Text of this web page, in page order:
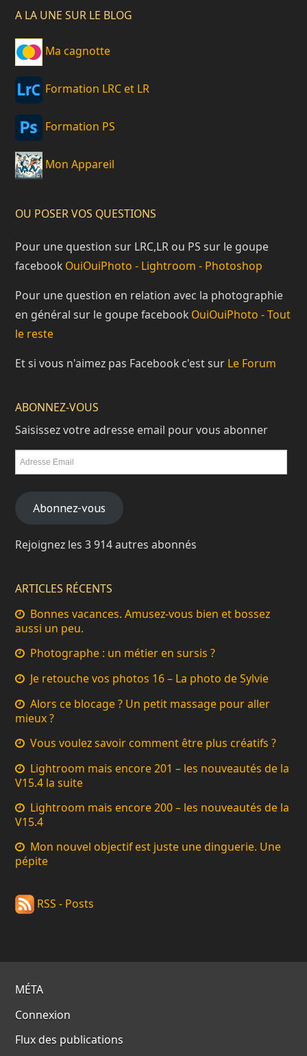
A LA UNE SUR LE BLOG
Ma cagnotte
Formation LRC et LR
Formation PS
Mon Appareil
OU POSER VOS QUESTIONS
Pour une question sur LRC,LR ou PS sur le goupe
facebook OuiOuiPhoto - Lightroom - Photoshop
Pour une question en relation avec la photographie
en général sur le goupe facebook OuiOuiPhoto - Tout
le reste
Et si vous n'aimez pas Facebook c'est sur Le Forum
ABONNEZ-VOUS
Saisissez votre adresse email pour vous abonner
Abonnez-vous
Rejoignez les 3 914 autres abonnés
ARTICLES RÉCENTS
Bonnes vacances. Amusez-vous bien et bossez
aussi un peu.
Photographe : un métier en sursis ?
Je retouche vos photos 16 – La photo de Sylvie
Alors ce blocage ? Un petit massage pour aller
mieux ?
Vous voulez savoir comment être plus créatifs ?
Lightroom mais encore 201 – les nouveautés de la
V15.4 la suite
Lightroom mais encore 200 – les nouveautés de la
V15.4
Mon nouvel objectif est juste une dinguerie. Une
pépite
RSS - Posts
MÉTA
Connexion
Flux des publications